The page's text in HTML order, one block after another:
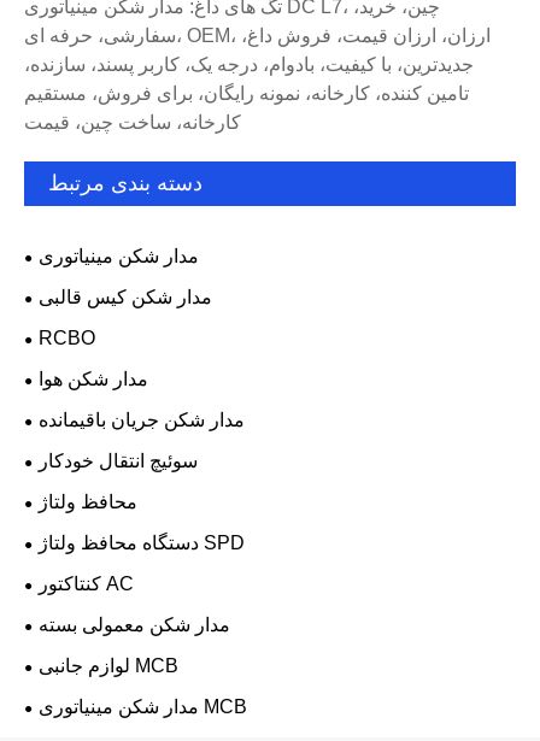
تگ های داغ: مدار شکن مینیاتوری DC L7، چین، خرید،
سفارشی، حرفه ای، OEM، ارزان، ارزان قیمت، فروش داغ،
جدیدترین، با کیفیت، بادوام، درجه یک، کاربر پسند، سازنده،
تامین کننده، کارخانه، نمونه رایگان، برای فروش، مستقیم
کارخانه، ساخت چین، قیمت
دسته بندی مرتبط
مدار شکن مینیاتوری
مدار شکن کیس قالبی
RCBO
مدار شکن هوا
مدار شکن جریان باقیمانده
سوئیچ انتقال خودکار
محافظ ولتاژ
دستگاه محافظ ولتاژ SPD
کنتاکتور AC
مدار شکن معمولی بسته
لوازم جانبی MCB
مدار شکن مینیاتوری MCB